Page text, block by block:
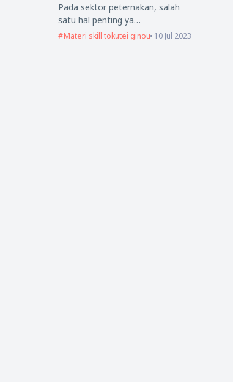
Pada sektor peternakan, salah
satu hal penting ya…
Materi skill tokutei ginou 10 Jul 2023